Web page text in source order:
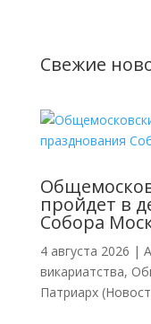
Свежие
пройдет в
Собора
4 августа 2026 |
викариатства,
Патриарх